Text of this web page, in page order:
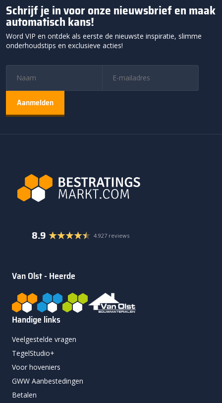
Schrijf je in voor onze nieuwsbrief en maak
automatisch kans!
Word VIP en ontdek als eerste de nieuwste inspiratie, slimme
onderhoudstips en exclusieve acties!
8.9 4.927 reviews
Van Olst - Heerde
Handige links
Veelgestelde vragen
TegelStudio+
Voor hoveniers
GWW Aanbestedingen
Betalen